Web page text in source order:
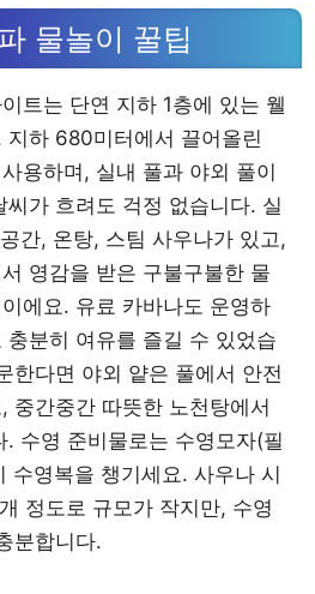
물놀이 꿀팁
트는 단연 지하 1층에 있는 웰
지하 680미터에서 끌어올린
용하며, 실내 풀과 야외 풀이
가 흐려도 걱정 없습니다. 실
간, 온탕, 스팀 사우나가 있고,
영감을 받은 구불구불한 물
에요. 유료 카바나도 운영하
분히 여유를 즐길 수 있었습
한다면 야외 얕은 풀에서 안전
중간중간 따뜻한 노천탕에서
수영 준비물로는 수영모자(필
수영복을 챙기세요. 사우나 시
정도로 규모가 작지만, 수영
분합니다.